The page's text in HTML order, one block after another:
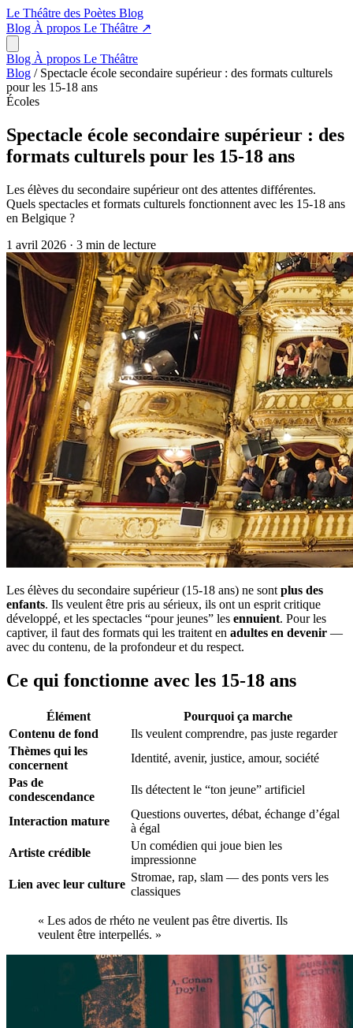
Le Théâtre des Poètes Blog
Blog À propos Le Théâtre ↗
Blog À propos Le Théâtre
Blog / Spectacle école secondaire supérieur : des formats culturels
pour les 15-18 ans
Écoles
Spectacle école secondaire supérieur : des
formats culturels pour les 15-18 ans
Les élèves du secondaire supérieur ont des attentes différentes.
Quels spectacles et formats culturels fonctionnent avec les 15-18 ans
en Belgique ?
1 avril 2026 · 3 min de lecture
Les élèves du secondaire supérieur (15-18 ans) ne sont plus des
enfants. Ils veulent être pris au sérieux, ils ont un esprit critique
développé, et les spectacles “pour jeunes” les ennuient. Pour les
captiver, il faut des formats qui les traitent en adultes en devenir —
avec du contenu, de la profondeur et du respect.
Ce qui fonctionne avec les 15-18 ans
Élément
Pourquoi ça marche
Contenu de fond
Ils veulent comprendre, pas juste regarder
Thèmes qui les
concernent
Identité, avenir, justice, amour, société
Pas de
condescendance
Ils détectent le “ton jeune” artificiel
Interaction mature
Questions ouvertes, débat, échange d’égal
à égal
Artiste crédible
Un comédien qui joue bien les
impressionne
Lien avec leur culture
Stromae, rap, slam — des ponts vers les
classiques
« Les ados de rhéto ne veulent pas être divertis. Ils
veulent être interpellés. »